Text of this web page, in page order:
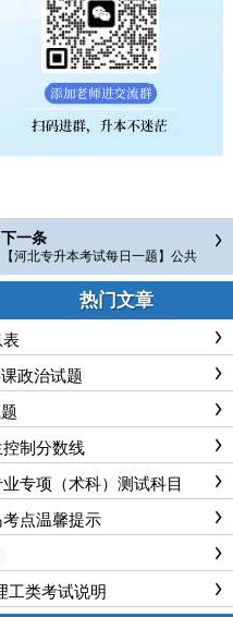
下一条
【河北专升本考试每日一题】公共
课政治试题
热门文章
表
政治试题
制分数线
专项（术科）测试科目
点温馨提示
工类考试说明